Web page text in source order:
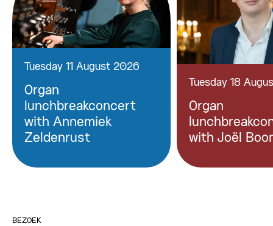
Tuesday 11 August 2026
Organ
lunchbreakconcert
with Annemiek
Zeldenrust
Tuesday 18
Organ
with Joël
BEZOEK